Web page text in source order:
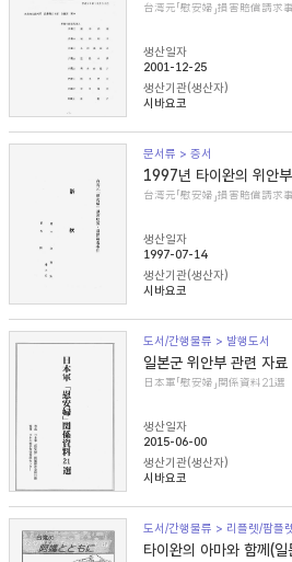
台湾元「慰安婦」損害賠償請
생산일자
2001-12-25
생산기관(생산자)
시바요코
문서류 > 증서
1997년 타이완의 위안
台湾元「慰安婦」損害賠償請
생산일자
1997-07-14
생산기관(생산자)
시바요코
도서/간행물류 > 발행도서
일본군 위안부 관련 자
日本軍「慰安婦」関係資料21選
생산일자
2015-06-00
생산기관(생산자)
시바요코
도서/간행물류 > 리플렛/팜플
타이완의 아마와 함께(일